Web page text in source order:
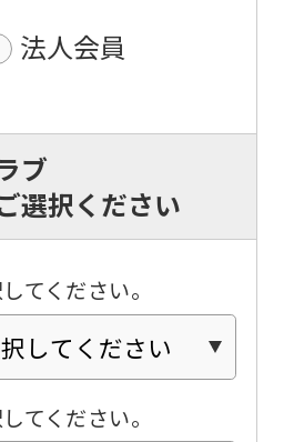
法人会員
ブ
選択ください
てください。
てください。
Central
Sports
website
is
automatically
translated
into
English.
Click
the
link